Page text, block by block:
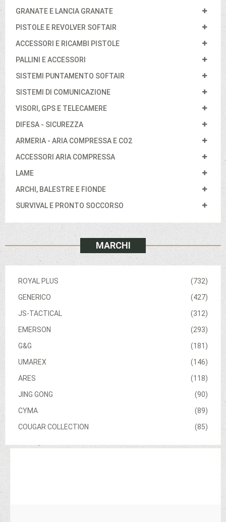
GRANATE E LANCIA GRANATE
PISTOLE E REVOLVER SOFTAIR
ACCESSORI E RICAMBI PISTOLE
PALLINI E ACCESSORI
SISTEMI PUNTAMENTO SOFTAIR
SISTEMI DI COMUNICAZIONE
VISORI, GPS E TELECAMERE
DIFESA - SICUREZZA
ARMERIA - ARIA COMPRESSA E CO2
ACCESSORI ARIA COMPRESSA
LAME
ARCHI, BALESTRE E FIONDE
SURVIVAL E PRONTO SOCCORSO
MARCHI
(732)
ROYAL PLUS
(427)
GENERICO
(312)
JS-TACTICAL
(293)
EMERSON
(181)
G&G
(146)
UMAREX
(118)
ARES
(90)
JING GONG
(89)
CYMA
(85)
COUGAR COLLECTION